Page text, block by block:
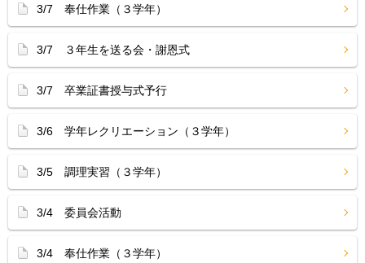
3/7 奉仕作業（３学年）
3/7 ３年生を送る会・謝恩式
3/7 卒業証書授与式予行
3/6 学年レクリエーション（３学年）
3/5 調理実習（３学年）
3/4 委員会活動
3/4 奉仕作業（３学年）